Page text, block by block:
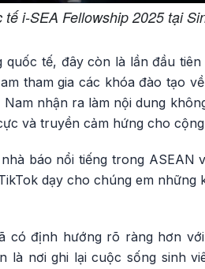
i-SEA Fellowship 2025 tại
tế, đây còn là lần đầu
tham gia các khóa đào tạo
nhận ra làm nội dung
và truyền cảm hứng cho
báo nổi tiếng trong ASEAN
dạy cho chúng em những
có định hướng rõ ràng hơn
là nơi ghi lại cuộc sống sinh